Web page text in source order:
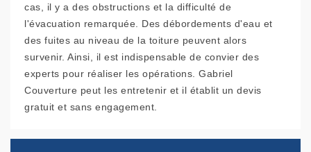
cas, il y a des obstructions et la difficulté de
l'évacuation remarquée. Des débordements d'eau et
des fuites au niveau de la toiture peuvent alors
survenir. Ainsi, il est indispensable de convier des
experts pour réaliser les opérations. Gabriel
Couverture peut les entretenir et il établit un devis
gratuit et sans engagement.